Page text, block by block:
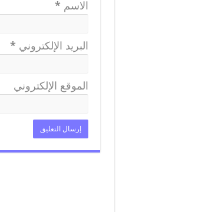
الاسم *
البريد الإلكتروني *
الموقع الإلكتروني